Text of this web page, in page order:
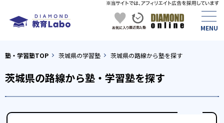
塾・学習塾TOP 茨城県の学習塾 茨城県の路線から塾を探す
茨城県の路線から塾・学習塾を探す